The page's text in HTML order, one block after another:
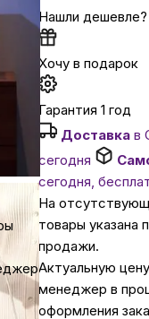
в Самаре
Нашли дешевле?
Хочу в подарок
Гарантия 1 год
Доставка в
сегодня
сегодня,
На
товары указана
продажи.
Актуальную
менеджер в
оформления